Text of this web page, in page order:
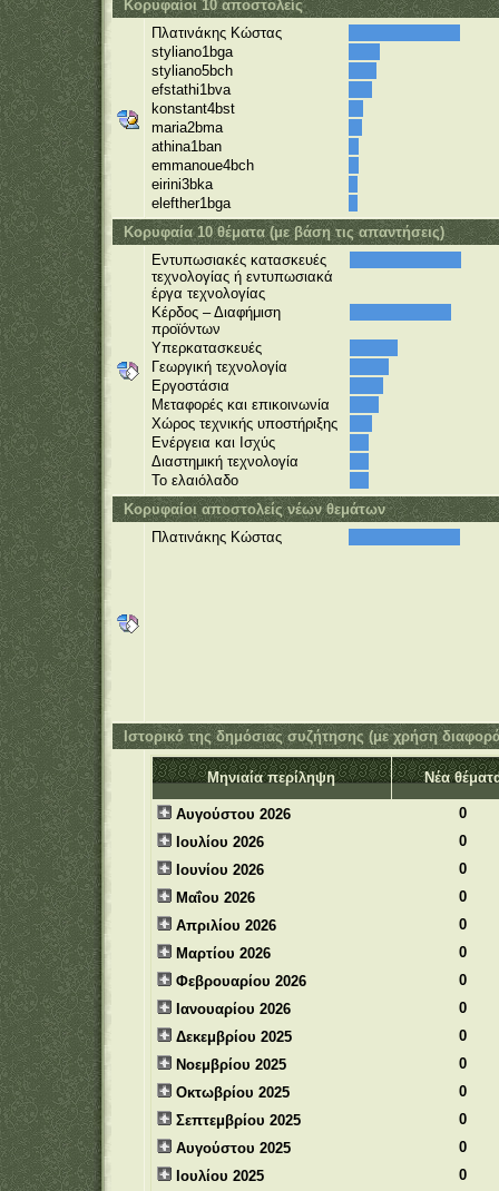
Κορυφαίοι 10 αποστολείς
Πλατινάκης Κώστας
styliano1bga
styliano5bch
efstathi1bva
konstant4bst
maria2bma
athina1ban
emmanoue4bch
eirini3bka
elefther1bga
Κορυφαία 10 θέματα (με βάση τις απαντήσεις)
Εντυπωσιακές κατασκευές
τεχνολογίας ή εντυπωσιακά
έργα τεχνολογίας
Κέρδος – Διαφήμιση
προϊόντων
Υπερκατασκευές
Γεωργική τεχνολογία
Εργοστάσια
Μεταφορές και επικοινωνία
Χώρος τεχνικής υποστήριξης
Ενέργεια και Ισχύς
Διαστημική τεχνολογία
Το ελαιόλαδο
Κορυφαίοι αποστολείς νέων θεμάτων
Πλατινάκης Κώστας
Ιστορικό της δημόσιας συζήτησης (με χρήση
Μηνιαία περίληψη Νέα
Αυγούστου 2026
0
Ιουλίου 2026
0
Ιουνίου 2026
0
Μαΐου 2026
0
Απριλίου 2026
0
Μαρτίου 2026
0
Φεβρουαρίου 2026
0
Ιανουαρίου 2026
0
Δεκεμβρίου 2025
0
Νοεμβρίου 2025
0
Οκτωβρίου 2025
0
Σεπτεμβρίου 2025
0
Αυγούστου 2025
0
Ιουλίου 2025
0